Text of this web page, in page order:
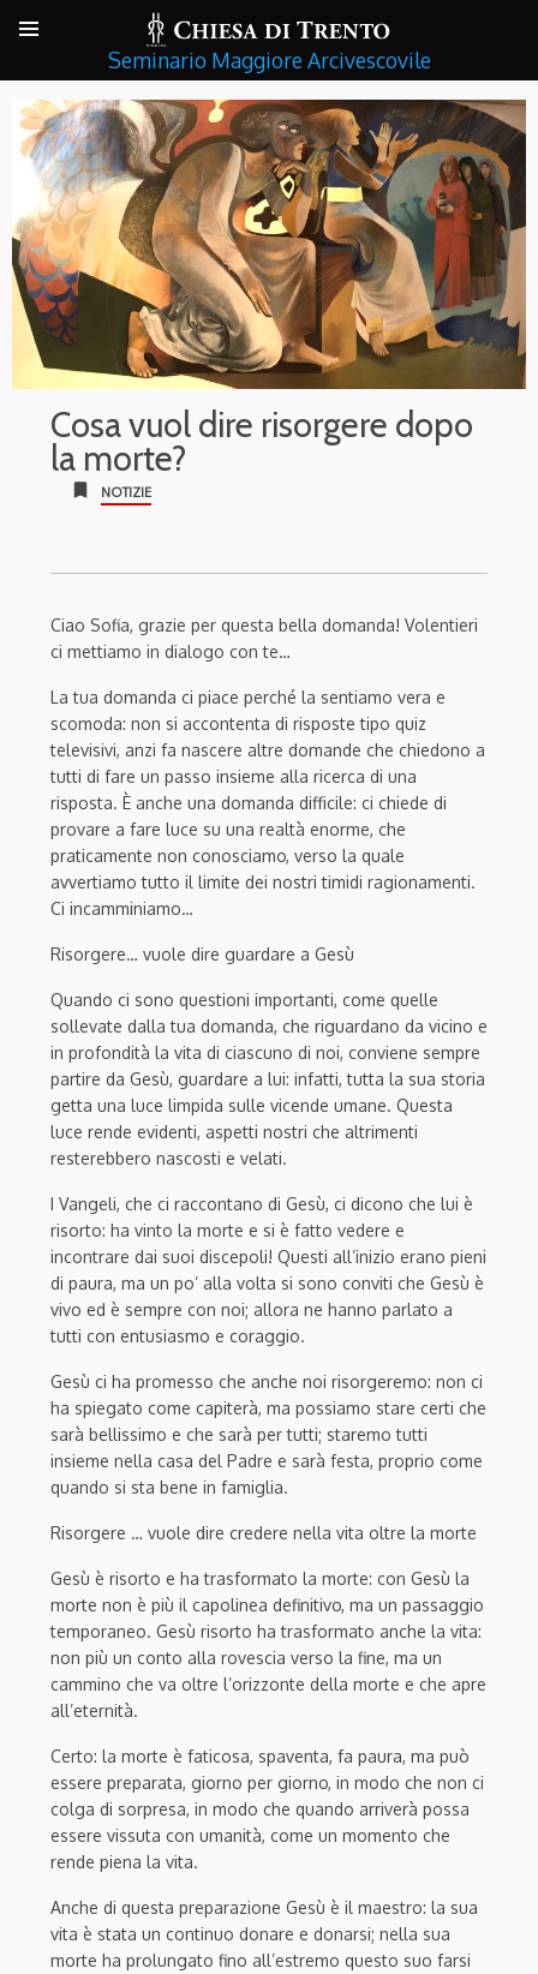
Seminario Maggiore Arcivescovile
Cosa vuol dire risorgere dopo
la morte?
bookmark NOTIZIE
Ciao Sofia, grazie per questa bella domanda! Volentieri
ci mettiamo in dialogo con te…
La tua domanda ci piace perché la sentiamo vera e
scomoda: non si accontenta di risposte tipo quiz
televisivi, anzi fa nascere altre domande che chiedono a
tutti di fare un passo insieme alla ricerca di una
risposta. È anche una domanda difficile: ci chiede di
provare a fare luce su una realtà enorme, che
praticamente non conosciamo, verso la quale
avvertiamo tutto il limite dei nostri timidi ragionamenti.
Ci incamminiamo…
Risorgere… vuole dire guardare a Gesù
Quando ci sono questioni importanti, come quelle
sollevate dalla tua domanda, che riguardano da vicino e
in profondità la vita di ciascuno di noi, conviene sempre
partire da Gesù, guardare a lui: infatti, tutta la sua storia
getta una luce limpida sulle vicende umane. Questa
luce rende evidenti, aspetti nostri che altrimenti
resterebbero nascosti e velati.
I Vangeli, che ci raccontano di Gesù, ci dicono che lui è
risorto: ha vinto la morte e si è fatto vedere e
incontrare dai suoi discepoli! Questi all’inizio erano pieni
di paura, ma un po’ alla volta si sono conviti che Gesù è
vivo ed è sempre con noi; allora ne hanno parlato a
tutti con entusiasmo e coraggio.
Gesù ci ha promesso che anche noi risorgeremo: non ci
ha spiegato come capiterà, ma possiamo stare certi che
sarà bellissimo e che sarà per tutti; staremotutti
insieme nella casa del Padre e sarà festa, proprio come
quando si sta bene in famiglia.
Risorgere … vuole dire credere nella vita oltre la morte
Gesù è risorto e ha trasformato la morte: con Gesù la
morte non è più il capolinea definitivo, ma un passaggio
temporaneo. Gesù risorto ha trasformato anche la vita:
non più un conto alla rovescia verso la fine, ma un
cammino che va oltre l’orizzonte della morte e che apre
all’eternità.
Certo: la morte è faticosa, spaventa, fa paura, ma può
essere preparata, giorno per giorno, in modo che non ci
colga di sorpresa, in modo che quando arriverà possa
essere vissuta con umanità, come un momento che
rende piena la vita.
Anche di questa preparazione Gesù è il maestro: la sua
vita è stata un continuo donare e donarsi; nella sua
morte ha prolungato fino all’estremo questo suo farsi